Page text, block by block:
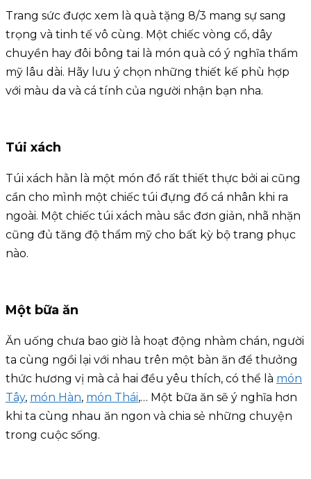
Trang sức được xem là quà tặng 8/3 mang sự sang
trọng và tinh tế vô cùng. Một chiếc vòng cổ, dây
chuyền hay đôi bông tai là món quà có ý nghĩa thẩm
mỹ lâu dài. Hãy lưu ý chọn những thiết kế phù hợp
với màu da và cá tính của người nhận bạn nha.
Túi xách
Túi xách hằn là một món đồ rất thiết thực bởi ai cũng
cần cho mình một chiếc túi đựng đồ cá nhân khi ra
ngoài. Một chiếc túi xách màu sắc đơn giản, nhã nhặn
cũng đủ tăng độ thẩm mỹ cho bất kỳ bộ trang phục
nào.
Một bữa ăn
Ăn uống chưa bao giờ là hoạt động nhàm chán, người
ta cùng ngồi lại với nhau trên một bàn ăn để thưởng
thức hương vị mà cả hai đều yêu thích, có thể là món
Tây, món Hàn, món Thái,… Một bữa ăn sẽ ý nghĩa hơn
khi ta cùng nhau ăn ngon và chia sẻ những chuyện
trong cuộc sống.